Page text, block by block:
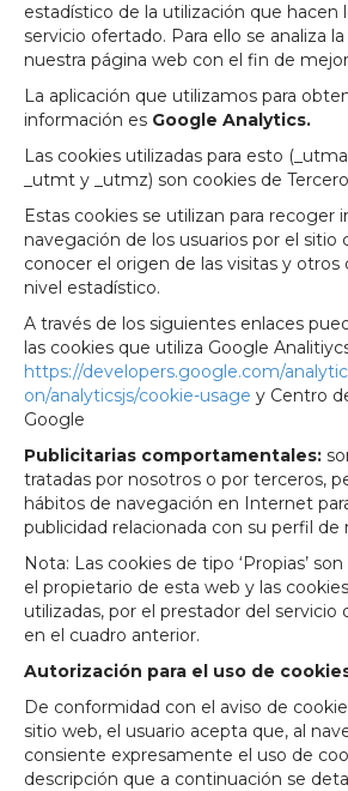
estadístico de la utilización que hacen
servicio ofertado. Para ello se analiza
nuestra página web con el fin de
La aplicación que utilizamos para
información es Google Analytics.
Las cookies utilizadas para esto
_utmt y _utmz) son cookies de
Estas cookies se utilizan para recoger
navegación de los usuarios por el sitio
conocer el origen de las visitas y otros
nivel estadístico.
A través de los siguientes enlaces
las cookies que utiliza Google
https://developers.google.com/
on/analyticsjs/cookie-usage y Centro
Google
Publicitarias comportamentales:
tratadas por nosotros o por terceros,
hábitos de navegación en Internet
publicidad relacionada con su perfil de
Nota: Las cookies de tipo ‘Propias’
el propietario de esta web y las cookies
utilizadas, por el prestador del servicio
en el cuadro anterior.
Autorización para el uso de
De conformidad con el aviso de
sitio web, el usuario acepta que, al
consiente expresamente el uso de
descripción que a continuación se